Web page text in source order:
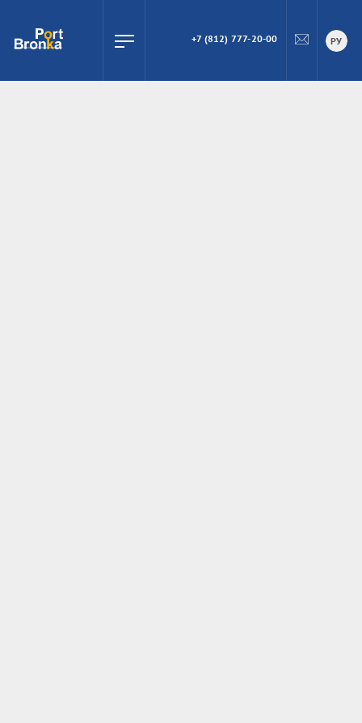
ПОИСК
+7 (812) 777-20-00 РУ